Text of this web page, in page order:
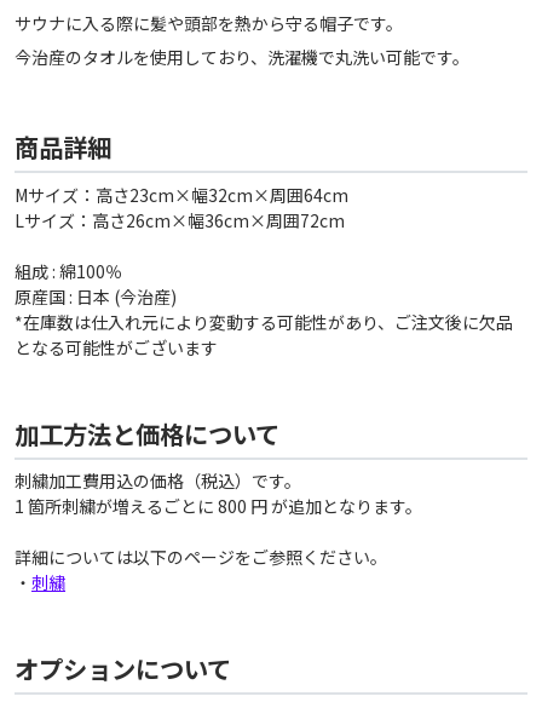
サウナに入る際に髪や頭部を熱から守る帽子です。
今治産のタオルを使用しており、洗濯機で丸洗い可能です。
商品詳細
Mサイズ：高さ23cm×幅32cm×周囲64cm
Lサイズ：高さ26cm×幅36cm×周囲72cm
組成 : 綿100％
原産国 : 日本 (今治産)
*在庫数は仕入れ元により変動する可能性があり、ご注文後に欠品
となる可能性がございます
加工方法と価格について
刺繍加工費用込の価格（税込）です。
1 箇所刺繍が増えるごとに 800 円 が追加となります。
詳細については以下のページをご参照ください。
・ 刺繍
オプションについて